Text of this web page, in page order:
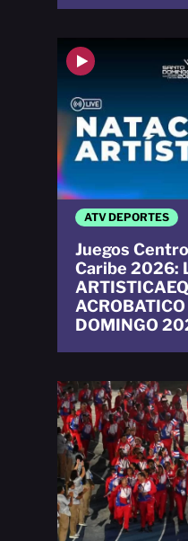
ATV DEPORTES
Juegos
Caribe 2026:
DOMINGO